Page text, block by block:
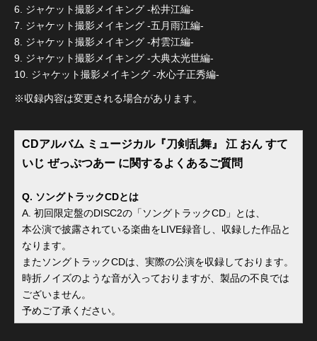
6. ジャケット撮影メイキング -松井江編-
7. ジャケット撮影メイキング -五月雨江編-
8. ジャケット撮影メイキング -村雲江編-
9. ジャケット撮影メイキング -大典太光世編-
10. ジャケット撮影メイキング -水心子正秀編-
※収録内容は変更される場合があります。
CDアルバム ミュージカル『刀剣乱舞』 江 おん すて
いじ ぜっぷつあー に関するよくあるご質問
Q. ソングトラックCDとは
A. 初回限定盤のDISC2の「ソングトラックCD」とは、
本公演で披露されている楽曲をLIVE録音し、収録した作品と
なります。
またソングトラックCDは、実際の公演を収録しております。
時折ノイズのような音が入っておりますが、製品の不良では
ございません。
予めご了承ください。